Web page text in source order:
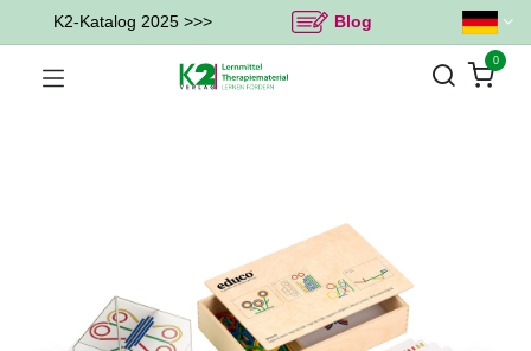
K2-Katalog 2025 >>> Blog
0